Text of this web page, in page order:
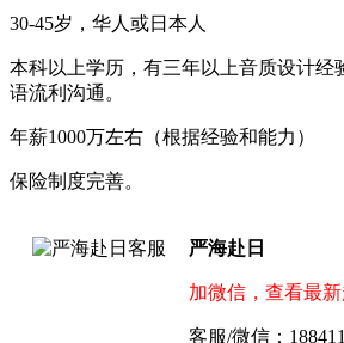
30-45岁，华人或日本人
本科以上学历，有三年以上音质设计经
语流利沟通。
年薪1000万左右（根据经验和能力）
保险制度完善。
严海赴日
加微信，查看最
客服/微信：